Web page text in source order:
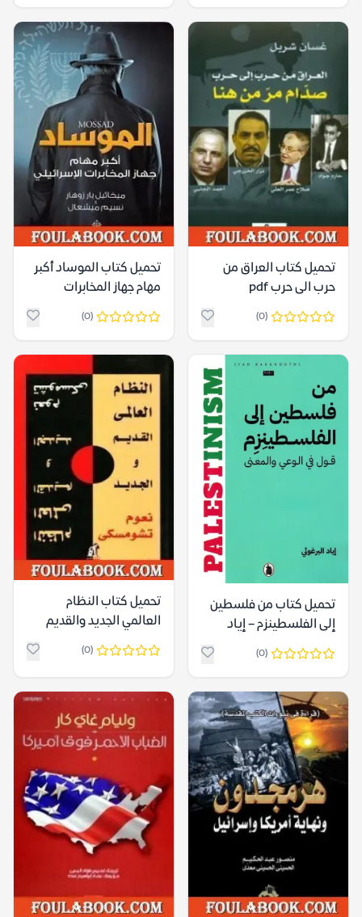
تحميل كتاب العراق من
حرب الى حرب pdf
(0)
تحميل كتاب الموساد أكبر
مهام جهاز المخابرات
الإسرائيلي pdf
(0)
تحميل كتاب من فلسطين
إلى الفلسطينزم – إياد
البرغوثي
(0)
تحميل كتاب النظام
العالمي الجديد والقديم
pdf
(0)